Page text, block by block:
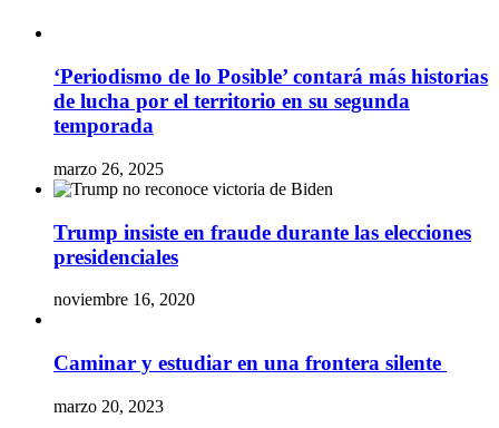
‘Periodismo de lo Posible’ contará más historias
de lucha por el territorio en su segunda
temporada
marzo 26, 2025
Trump insiste en fraude durante las elecciones
presidenciales
noviembre 16, 2020
Caminar y estudiar en una frontera silente
marzo 20, 2023